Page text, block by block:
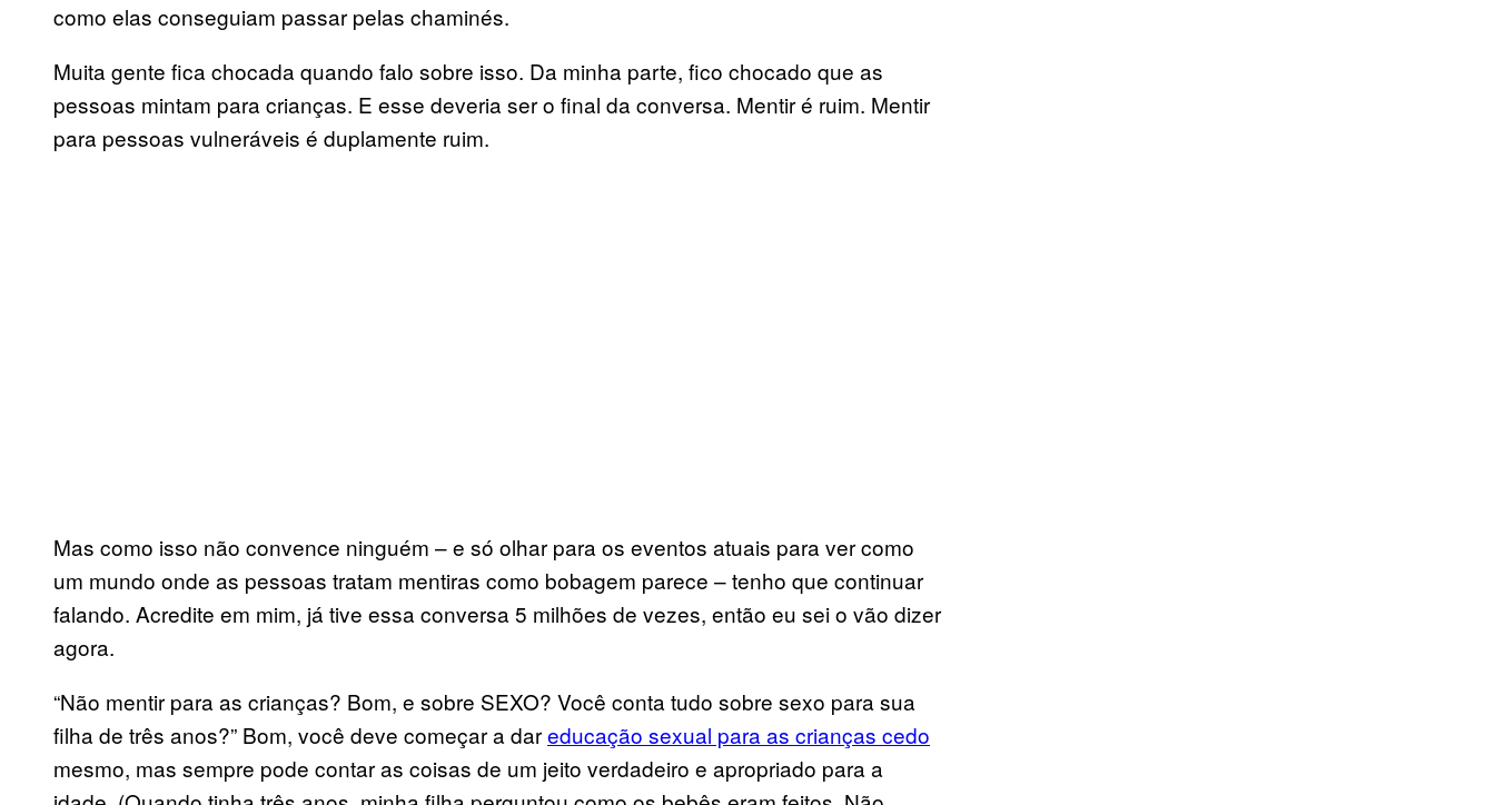
como elas conseguiam passar pelas chaminés.
Muita gente fica chocada quando falo sobre isso. Da minha parte, fico chocado que as
pessoas mintam para crianças. E esse deveria ser o final da conversa. Mentir é ruim. Mentir
para pessoas vulneráveis é duplamente ruim.
Mas como isso não convence ninguém – e só olhar para os eventos atuais para ver como
um mundo onde as pessoas tratam mentiras como bobagem parece – tenho que continuar
falando. Acredite em mim, já tive essa conversa 5 milhões de vezes, então eu sei o vão dizer
agora.
“Não mentir para as crianças? Bom, e sobre SEXO? Você conta tudo sobre sexo para sua
filha de três anos?” Bom, você deve começar a dareducação sexual para as crianças cedo
mesmo, mas sempre pode contar as coisas de um jeito verdadeiro e apropriado para a